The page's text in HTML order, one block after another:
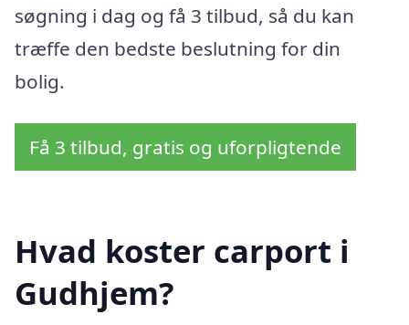
søgning i dag og få 3 tilbud, så du kan
træffe den bedste beslutning for din
bolig.
Få 3 tilbud, gratis og uforpligtende
Hvad koster carport i
Gudhjem?